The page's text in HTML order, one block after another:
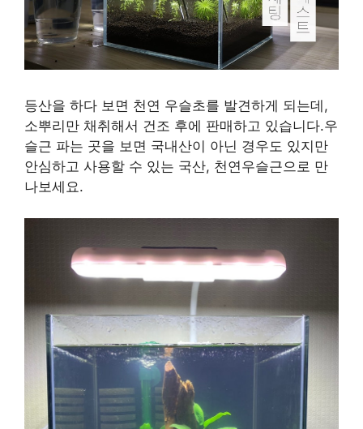
등산을 하다 보면 천연 우슬초를 발견하게 되는데,
소뿌리만 채취해서 건조 후에 판매하고 있습니다.우
슬근 파는 곳을 보면 국내산이 아닌 경우도 있지만
안심하고 사용할 수 있는 국산, 천연우슬근으로 만
나보세요.